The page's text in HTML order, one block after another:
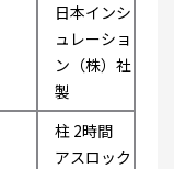
日本インシ
ュレーショ
ン（株）社
製
柱 2時間
アスロック